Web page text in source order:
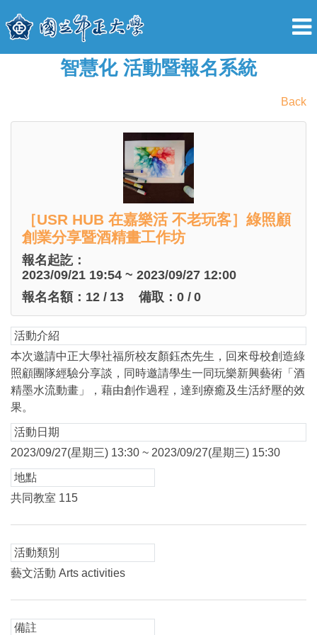
智慧化 活動暨報名系統
Back
［USR HUB 在嘉樂活 不老玩客］綠照顧
創業分享暨酒精畫工作坊
報名起訖：
2023/09/21 19:54 ~ 2023/09/27 12:00
報名名額： 12 / 13 備取： 0 / 0
活動介紹
本次邀請中正大學社福所校友顏鈺杰先生，回來母校創造綠
照顧團隊經驗分享談，同時邀請學生一同玩樂新興藝術「酒
精墨水流動畫」，藉由創作過程，達到療癒及生活紓壓的效
果。
活動日期
2023/09/27(星期三) 13:30 ~ 2023/09/27(星期三) 15:30
地點
共同教室 115
活動類別
藝文活動 Arts activities
備註